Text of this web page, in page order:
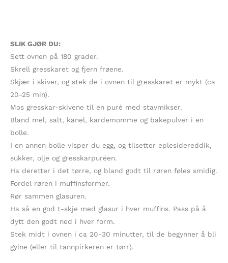
SLIK GJØR DU:
Sett ovnen på 180 grader.
Skrell gresskaret og fjern frøene.
Skjær i skiver, og stek de i ovnen til gresskaret er mykt (ca
20-25 min).
Mos gresskar-skivene til en puré med stavmikser.
Bland mel, salt, kanel, kardemomme og bakepulver i en
bolle.
I en annen bolle visper du egg, og tilsetter eplesidereddik,
sukker, olje og gresskarpuréen.
Ha deretter i det tørre, og bland godt til røren føles smidig.
Fordel røren i muffinsformer.
Rør sammen glasuren.
Ha så en god t-skje med glasur i hver muffins. Pass på å
dytt den godt ned i hver form.
Stek midt i ovnen i ca 20-30 minutter, til de begynner å bli
gylne (eller til tannpirkeren er tørr).